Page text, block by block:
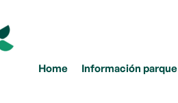
Home Información parque